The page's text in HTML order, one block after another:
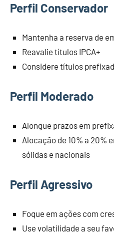
Perfil Conservador
Mantenha a reserva de
Reavalie títulos IPCA+
Considere títulos
Perfil Moderado
Alongue prazos em
Alocação de 10% a 20%
sólidas e nacionais
Perfil Agressivo
Foque em ações com
Use volatilidade a seu